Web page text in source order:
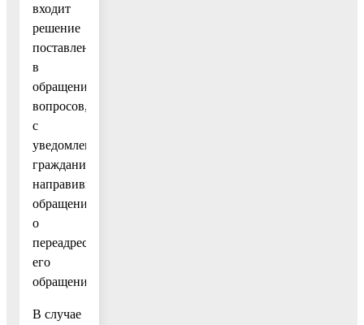
входит
решение
поставленных
в
обращении
вопросов,
с
уведомлением
гражданина,
направившего
обращение,
о
переадресации
его
обращения.
В случае